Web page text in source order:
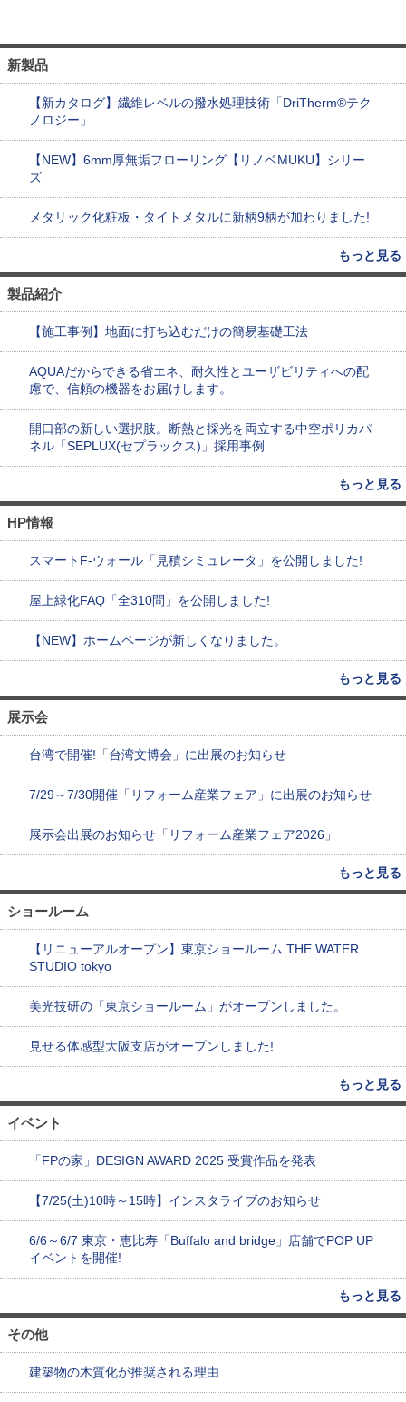
新製品
【新カタログ】繊維レベルの撥水処理技術「DriTherm®テク
ノロジー」
【NEW】6mm厚無垢フローリング【リノベMUKU】シリー
ズ
メタリック化粧板・タイトメタルに新柄9柄が加わりました!
もっと見る
製品紹介
【施工事例】地面に打ち込むだけの簡易基礎工法
AQUAだからできる省エネ、耐久性とユーザビリティへの配
慮で、信頼の機器をお届けします。
開口部の新しい選択肢。断熱と採光を両立する中空ポリカパ
ネル「SEPLUX(セプラックス)」採用事例
もっと見る
HP情報
スマートF-ウォール「見積シミュレータ」を公開しました!
屋上緑化FAQ「全310問」を公開しました!
【NEW】ホームページが新しくなりました。
もっと見る
展示会
台湾で開催!「台湾文博会」に出展のお知らせ
7/29～7/30開催「リフォーム産業フェア」に出展のお知らせ
展示会出展のお知らせ「リフォーム産業フェア2026」
もっと見る
ショールーム
【リニューアルオープン】東京ショールーム THE WATER
STUDIO tokyo
美光技研の「東京ショールーム」がオープンしました。
見せる体感型大阪支店がオープンしました!
もっと見る
イベント
「FPの家」DESIGN AWARD 2025 受賞作品を発表
【7/25(土)10時～15時】インスタライブのお知らせ
6/6～6/7 東京・恵比寿「Buffalo and bridge」店舗でPOP UP
イベントを開催!
もっと見る
その他
建築物の木質化が推奨される理由